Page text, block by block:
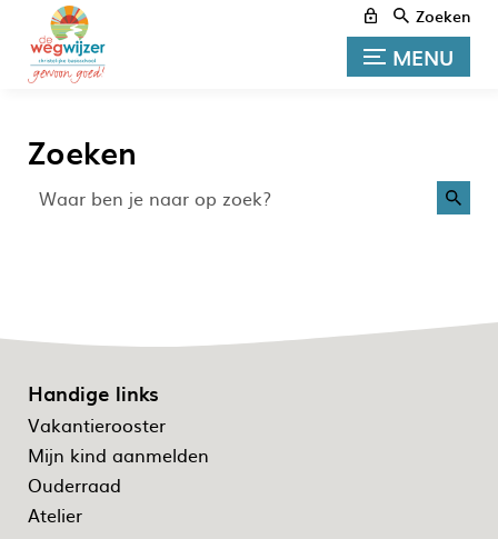
Zoeken
MENU
Zoeken
Handige links
Vakantierooster
Mijn kind aanmelden
Ouderraad
Atelier